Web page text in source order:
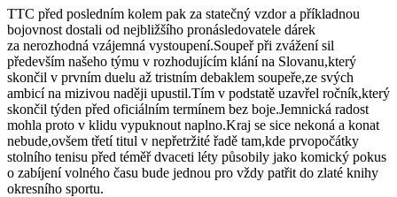
TTC před posledním kolem pak za statečný vzdor a příkladnou
bojovnost dostali od nejbližšího pronásledovatele dárek
za nerozhodná vzájemná vystoupení.Soupeř při zvážení sil
především našeho týmu v rozhodujícím klání na Slovanu,který
skončil v prvním duelu až tristním debaklem soupeře,ze svých
ambicí na mizivou naději upustil.Tím v podstatě uzavřel ročník,který
skončil týden před oficiálním termínem bez boje.Jemnická radost
mohla proto v klidu vypuknout naplno.Kraj se sice nekoná a konat
nebude,ovšem třetí titul v nepřetržité řadě tam,kde prvopočátky
stolního tenisu před téměř dvaceti léty působily jako komický pokus
o zabíjení volného času bude jednou pro vždy patřit do zlaté knihy
okresního sportu.